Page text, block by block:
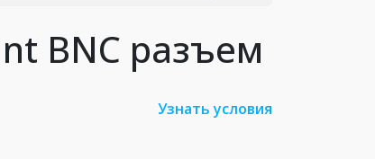
BNC разъем
Узнать условия